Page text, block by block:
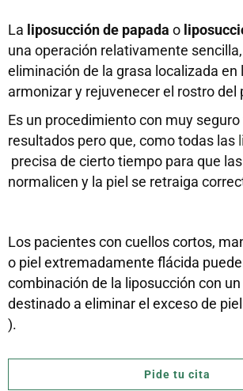
La liposucción de papada o
una operación relativamente
eliminación de la grasa localizada en
armonizar y rejuvenecer el rostro del
Es un procedimiento con muy
resultados pero que, como todas las
precisa de cierto tiempo para que
normalicen y la piel se retraiga
Los pacientes con cuellos cortos,
o piel extremadamente flácida
combinación de la liposucción con
destinado a eliminar el exceso de
).
Pide tu cita